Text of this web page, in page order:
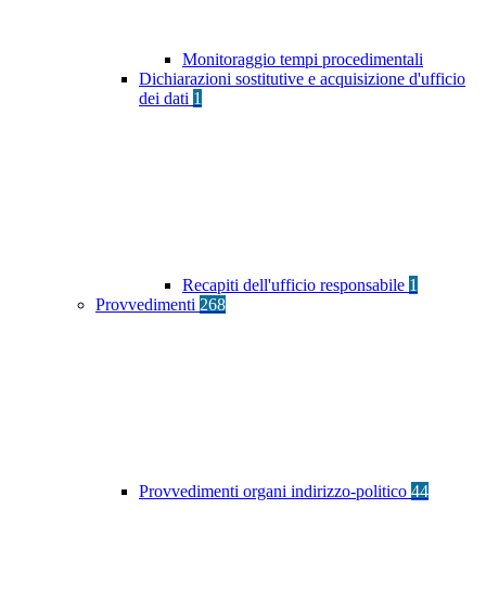
Monitoraggio tempi procedimentali
Dichiarazioni sostitutive e acquisizione d'ufficio
dei dati 1
Recapiti dell'ufficio responsabile 1
Provvedimenti 268
Provvedimenti organi indirizzo-politico 44